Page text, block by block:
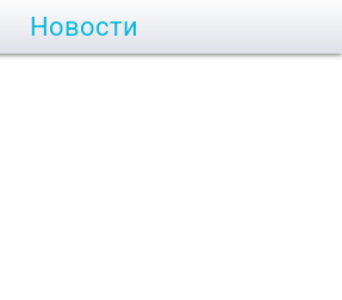
Новости